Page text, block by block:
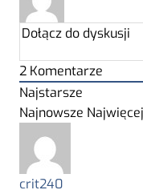
2 Komentarze
Najstarsze
Najnowsze
crit240